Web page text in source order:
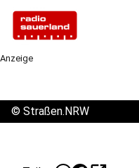
Anzeige
© Straßen.NRW